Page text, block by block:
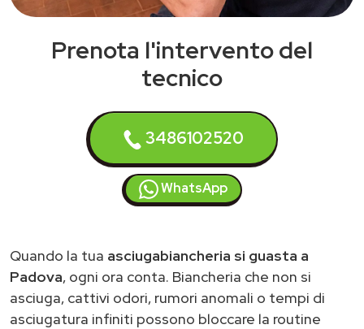
Prenota l'intervento del
tecnico
3486102520
WhatsApp
Quando la tua asciugabiancheria si guasta a
Padova, ogni ora conta. Biancheria che non si
asciuga, cattivi odori, rumori anomali o tempi di
asciugatura infiniti possono bloccare la routine